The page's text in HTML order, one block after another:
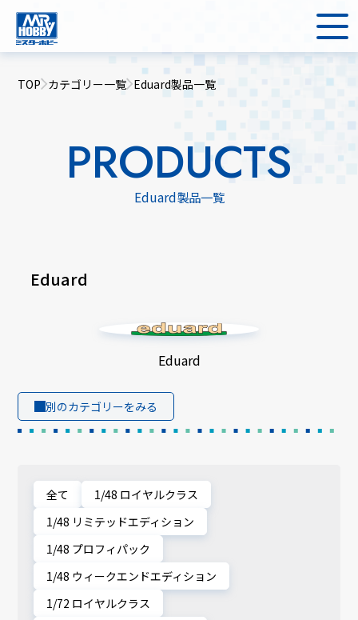
TOP カテゴリー一覧 Eduard製品一覧
PRODUCTS
Eduard製品一覧
Eduard
Eduard
別のカテゴリーをみる
全て
1/48 ロイヤルクラス
1/48 リミテッドエディション
1/48 プロフィパック
1/48 ウィークエンドエディション
1/72 ロイヤルクラス